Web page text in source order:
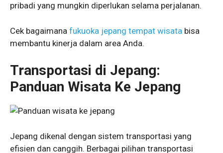
pribadi yang mungkin diperlukan selama perjalanan.
Cek bagaimana fukuoka jepang tempat wisata bisa
membantu kinerja dalam area Anda.
Transportasi di Jepang:
Panduan Wisata Ke Jepang
Jepang dikenal dengan sistem transportasi yang
efisien dan canggih. Berbagai pilihan transportasi